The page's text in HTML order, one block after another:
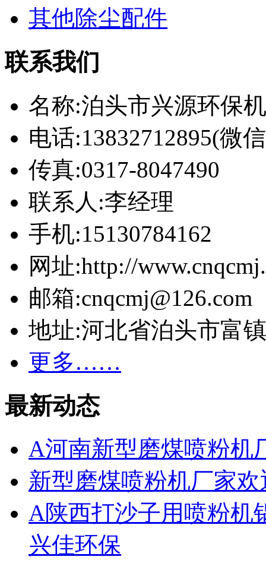
其他除尘配件
联系我们
名称:泊头市兴源环保
电话:13832712895(微
传真:0317-8047490
联系人:李经理
手机:15130784162
网址:http://
邮箱:cnqcmj@126.com
地址:河北省泊头市富
更多……
最新动态
A河南新型磨煤喷粉机
新型磨煤喷粉机厂家
A陕西打沙子用喷粉机
兴佳环保